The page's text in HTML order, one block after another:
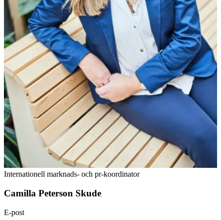
Internationell marknads- och pr-koordinator
Camilla Peterson Skude
E-post